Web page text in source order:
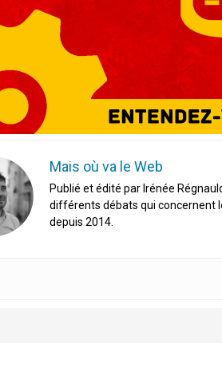
Mais où va le Web
Publié et édité par Irénée
différents débats qui concernent
depuis 2014.